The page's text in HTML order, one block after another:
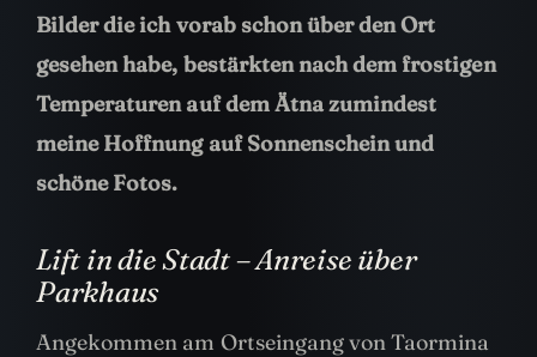
Bilder die ich vorab schon über den Ort
gesehen habe, bestärkten nach dem frostigen
Temperaturen auf dem Ätna zumindest
meine Hoffnung auf Sonnenschein und
schöne Fotos.
Lift in die Stadt – Anreise über
Parkhaus
Angekommen am Ortseingang von Taormina